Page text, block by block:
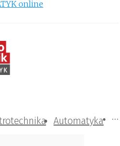
Automatyka
online